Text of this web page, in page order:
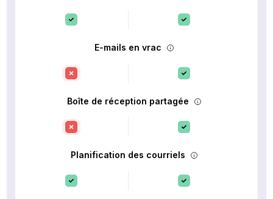
E-mails en vrac
Boîte de réception partagée
Planification des courriels